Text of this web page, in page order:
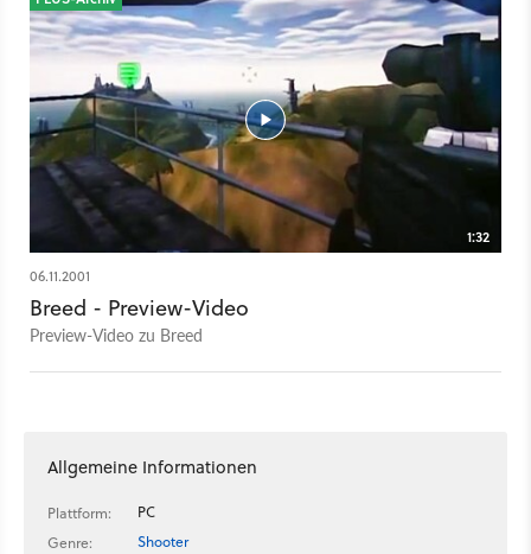
1:32
06.11.2001
Breed - Preview-Video
Preview-Video zu Breed
Allgemeine Informationen
Plattform:
PC
Genre:
Shooter